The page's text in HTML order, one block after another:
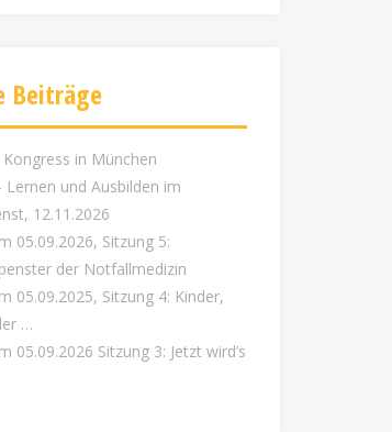
Beiträge
Kongress in München
Lernen und Ausbilden im
12.11.2026
05.09.2026, Sitzung 5:
der Notfallmedizin
05.09.2025, Sitzung 4: Kinder,
…
05.09.2026 Sitzung 3: Jetzt wird’s